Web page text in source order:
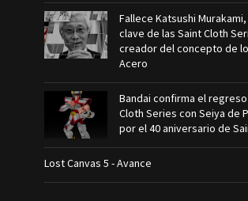
Fallece Katsushi
clave de las Saint Cloth
creador del concepto de
Acero
Bandai confirma el
Cloth Series con Seiya de
por el 40 aniversario de
Lost Canvas 5 - Avance